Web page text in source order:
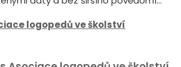
logopedů ve školství